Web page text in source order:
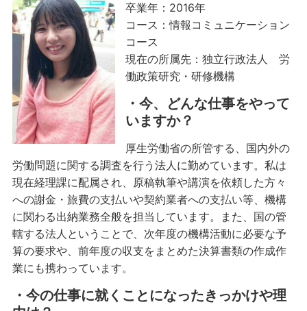
卒業年：2016年
コース：情報コミュニケーション
コース
現在の所属先：独立行政法人 労
働政策研究・研修機構
・今、どんな仕事をやって
いますか？
厚生労働省の所管する、国内外の
労働問題に関する調査を行う法人に勤めています。私は
現在経理課に配属され、原稿執筆や講演を依頼した方々
への謝金・旅費の支払いや契約業者への支払い等、機構
に関わる出納業務全般を担当しています。また、国の管
轄する法人ということで、次年度の機構活動に必要な予
算の要求や、前年度の収支をまとめた決算書類の作成作
業にも携わっています。
・今の仕事に就くことになったきっかけや理